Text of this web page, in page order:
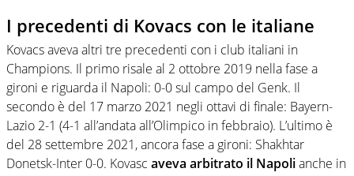
I precedenti di Kovacs con le italiane
Kovacs aveva altri tre precedenti con i club italiani in
Champions. Il primo risale al 2 ottobre 2019 nella fase a
gironi e riguarda il Napoli: 0-0 sul campo del Genk. Il
secondo è del 17 marzo 2021 negli ottavi di finale: Bayern-
Lazio 2-1 (4-1 all’andata all’Olimpico in febbraio). L’ultimo è
del 28 settembre 2021, ancora fase a gironi: Shakhtar
Donetsk-Inter 0-0. Kovasc aveva arbitrato il Napolianche in